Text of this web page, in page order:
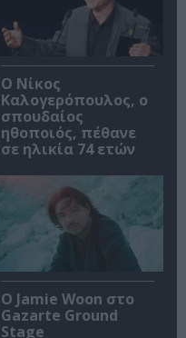
Ο Νίκος
Καλογερόπουλος, ο
σπουδαίος
ηθοποιός, πέθανε
σε ηλικία 74 ετών
Ο Jamie Woon στο
Gazarte Ground
Stage